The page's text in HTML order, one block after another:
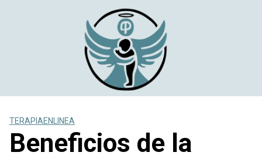
TERAPIAENLINEA
Beneficios de la